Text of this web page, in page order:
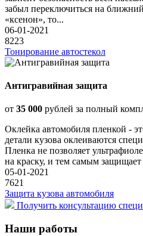
забыл переключиться на
«ксенон», то...
06-01-2021
8223
Тонирование автостекол
Антигравийная защита
от 35 000 рублей за полный
Оклейка автомобиля пленкой -
детали кузова оклеиваются
Пленка не позволяет
на краску, и тем самым защищает
05-01-2021
7621
Защита кузова автомобиля
Получить консультацию
Наши работы